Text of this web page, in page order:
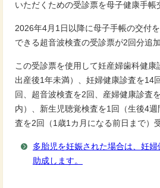
いただくための受診票を母子健康手帳
2026年4月1日以降に母子手帳の交付
できる超音波検査の受診票が2回分追
この受診票を使用して妊産婦歯科健康
出産後1年未満）、妊婦健康診査を14
回、超音波検査を2回、産婦健康診査
内）、新生児聴覚検査を1回（生後4
査を2回（1歳1カ月になる前日まで）
多胎児を妊娠された場合は、妊
助成します。